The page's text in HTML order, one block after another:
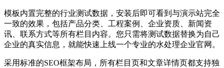
模板内置完整的行业测试数据，安装后即可看到与演示站完全
一致的效果，包括产品分类、工程案例、企业资质、新闻资
讯、联系方式等所有栏目内容。您只需将测试数据替换为自己
企业的真实信息，就能快速上线一个专业的水处理企业官网。
采用标准的SEO框架布局，所有栏目页和文章详情页都支持独